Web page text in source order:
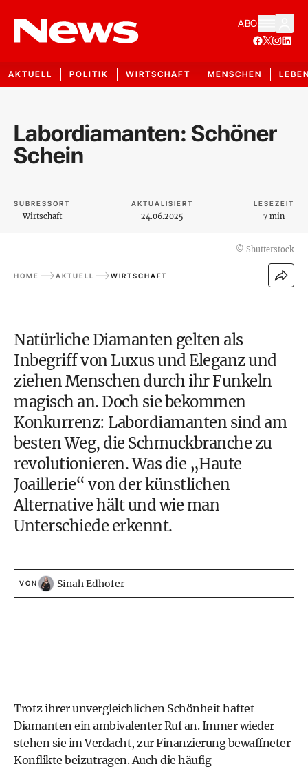
ABO
AKTUELL POLITIK WIRTSCHAFT MENSCHEN
Labordiamanten: Schöner
Schein
SUBRESSORT
Wirtschaft
AKTUALISIERT
24.06.2025
LESEZEIT
7 min
© Shutterstock
HOME AKTUELL WIRTSCHAFT
Natürliche Diamanten gelten als
Inbegriff von Luxus und Eleganz und
ziehen Menschen durch ihr Funkeln
magisch an. Doch sie bekommen
Konkurrenz: Labordiamanten sind am
besten Weg, die Schmuckbranche zu
revolutionieren. Was die „Haute
Joaillerie“ von der künstlichen
Alternative hält und wie man
Unterschiede erkennt.
VON Sinah Edhofer
Trotz ihrer unvergleichlichen Schönheit haftet
Diamanten ein ambivalenter Ruf an. Immer wieder
stehen sie im Verdacht, zur Finanzierung bewaffneter
Konflikte beizutragen. Auch die häufig